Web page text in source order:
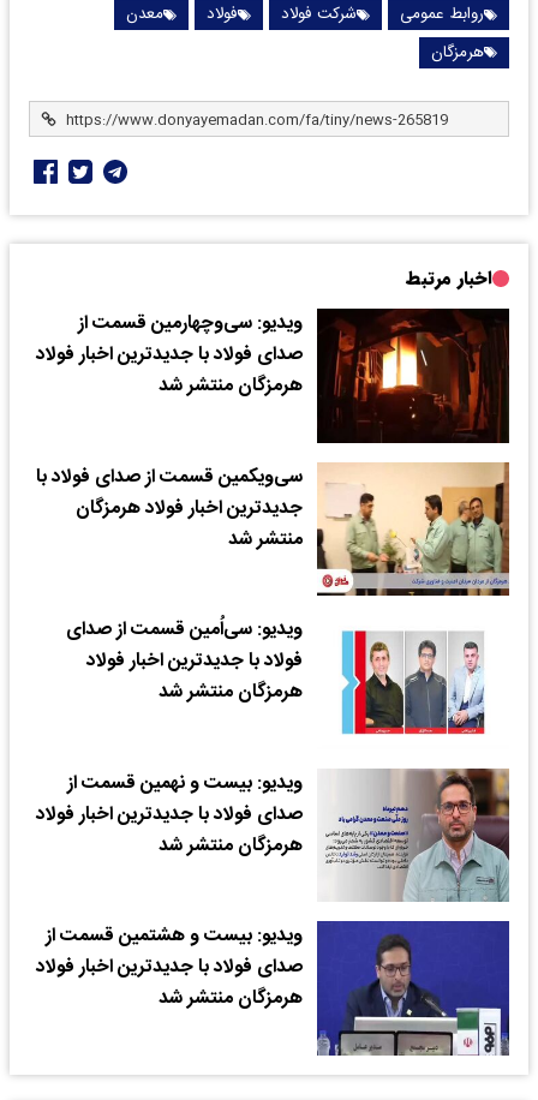
روابط عمومی شرکت فولاد فولاد
معدن
هرمزگان
اخبار مرتبط
ویدیو: سی‌و‌چهارمین قسمت از
صدای فولاد با جدیدترین اخبار فولاد
هرمزگان منتشر شد
سی‌ویکمین قسمت از صدای فولاد با
جدیدترین اخبار فولاد هرمزگان
منتشر شد
ویدیو: سی‌اُمین قسمت از صدای
فولاد با جدیدترین اخبار فولاد
هرمزگان منتشر شد
ویدیو: بیست و نهمین قسمت از
صدای فولاد با جدیدترین اخبار فولاد
هرمزگان منتشر شد
ویدیو: بیست و هشتمین قسمت از
صدای فولاد با جدیدترین اخبار فولاد
هرمزگان منتشر شد